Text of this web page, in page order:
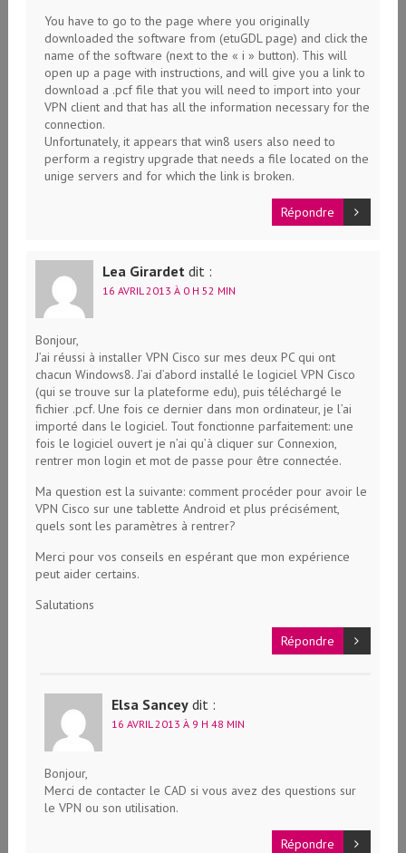
You have to go to the page where you originally
downloaded the software from (etuGDL page) and click the
name of the software (next to the « i » button). This will
open up a page with instructions, and will give you a link to
download a .pcf file that you will need to import into your
VPN client and that has all the information necessary for the
connection.
Unfortunately, it appears that win8 users also need to
perform a registry upgrade that needs a file located on the
unige servers and for which the link is broken.
Répondre
Lea Girardet dit :
16 AVRIL 2013 À 0 H 52 MIN
Bonjour,
J’ai réussi à installer VPN Cisco sur mes deux PC qui ont
chacun Windows8. J’ai d’abord installé le logiciel VPN Cisco
(qui se trouve sur la plateforme edu), puis téléchargé le
fichier .pcf. Une fois ce dernier dans mon ordinateur, je l’ai
importé dans le logiciel. Tout fonctionne parfaitement: une
fois le logiciel ouvert je n’ai qu’à cliquer sur Connexion,
rentrer mon login et mot de passe pour être connectée.
Ma question est la suivante: comment procéder pour avoir le
VPN Cisco sur une tablette Android et plus précisément,
quels sont les paramètres à rentrer?
Merci pour vos conseils en espérant que mon expérience
peut aider certains.
Salutations
Répondre
Elsa Sancey dit :
16 AVRIL 2013 À 9 H 48 MIN
Bonjour,
Merci de contacter le CAD si vous avez des questions sur
le VPN ou son utilisation.
Répondre